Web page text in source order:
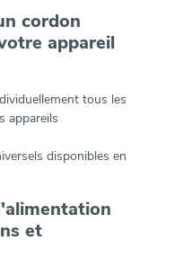
cordon
appareil
tous les
appareils
disponibles en
et